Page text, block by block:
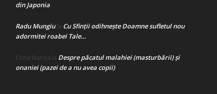
din Japonia
Radu Mungiula Cu Sfinții odihnește Doamne sufletul nou
adormitei roabei Tale…
Crina Marina la Despre păcatul malahiei (masturbării) şi
onaniei (pazei de a nu avea copii)